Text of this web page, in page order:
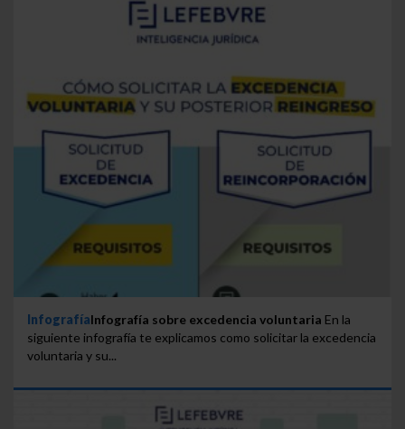
InfografíaInfografía sobre excedencia voluntaria En la
siguiente infografía te explicamos como solicitar la excedencia
voluntaria y su...